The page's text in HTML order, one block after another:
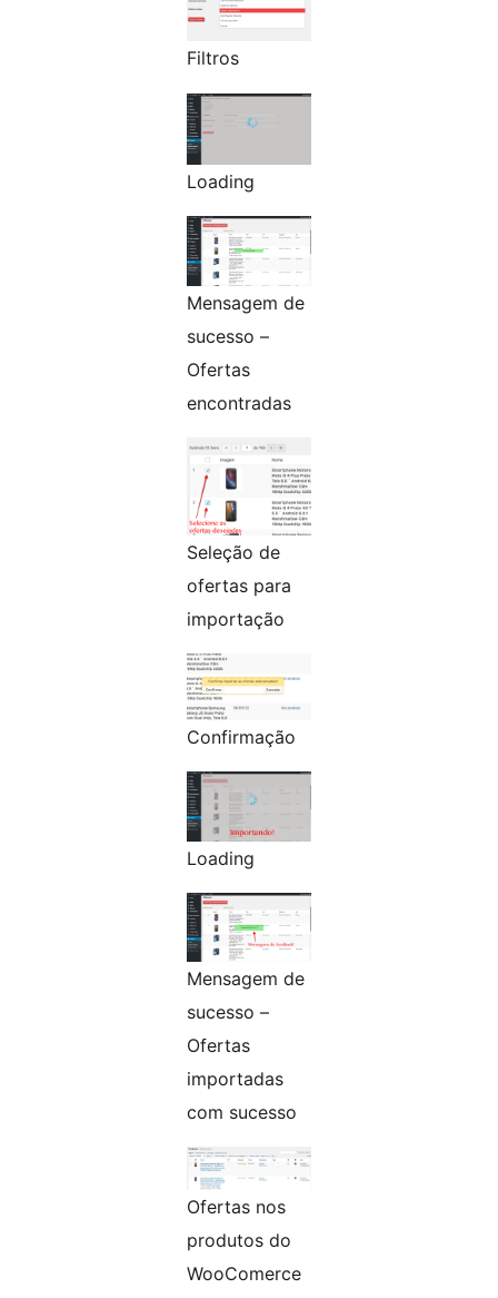
Filtros
Loading
Mensagem de
sucesso –
Ofertas
encontradas
Seleção de
ofertas para
importação
Confirmação
Loading
Mensagem de
sucesso –
Ofertas
importadas
com sucesso
Ofertas nos
produtos do
WooComerce